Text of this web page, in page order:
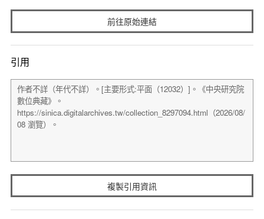
前往原始連結
引用
複製引用資訊